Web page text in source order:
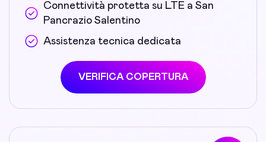
Connettività protetta su LTE a San
Pancrazio Salentino
Assistenza tecnica dedicata
VERIFICA COPERTURA